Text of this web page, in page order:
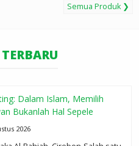
Semua Produk ❯
Dalam Islam, Memilih
Bukanlah Hal Sepele
2026